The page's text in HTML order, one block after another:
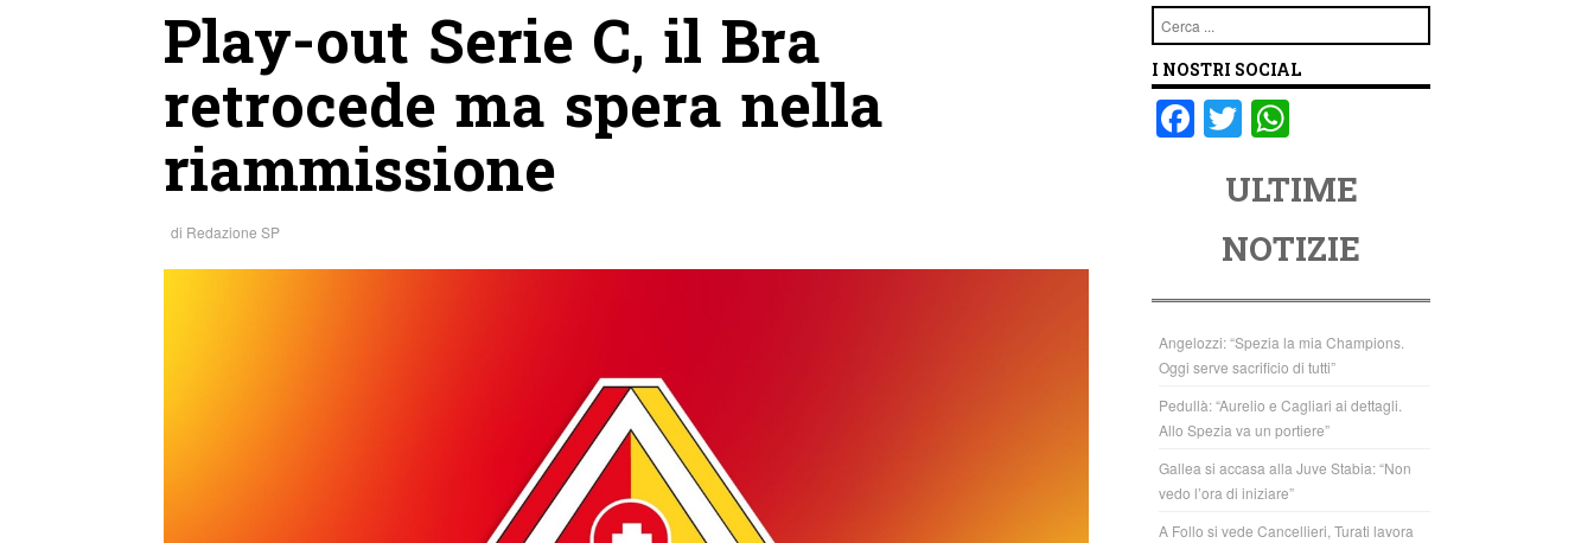
Play-out Serie C, il Bra
retrocede ma spera nella
riammissione
di Redazione SP
Cerca
I NOSTRI SOCIAL
F
o
o
k
T
tt
er
at
s
A
p
p
ULTIME
NOTIZIE
Angelozzi: “Spezia la mia Champions.
Oggi serve sacrificio di tutti”
Pedullà: “Aurelio e Cagliari ai dettagli.
Allo Spezia va un portiere”
Gallea si accasa alla Juve Stabia: “Non
vedo l’ora di iniziare”
A Follo si vede Cancellieri, Turati lavora